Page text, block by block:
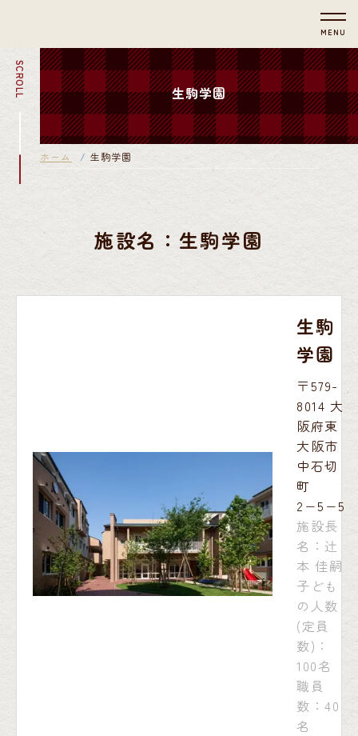
MENU
SCROLL 生駒学園
ホーム 生駒学園
施設名：生駒学園
生駒
学園
〒579-
8014 大
阪府東
大阪市
中石切
町
2−5−5
施設長
名：辻
本 佳嗣
子ども
の人数
(定員
数)：
100名
職員
数：40
名